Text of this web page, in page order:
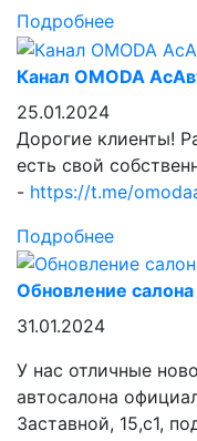
Подробнее
Канал OMODA
25.01.2024
Дорогие клиенты!
есть свой
- https://t.me/
Подробнее
Обновление
31.01.2024
У нас отличные
автосалона
Заставной, 15,с1,